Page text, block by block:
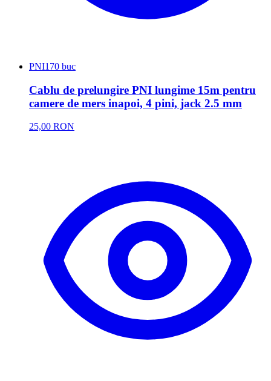
PNI170 buc
Cablu de prelungire PNI lungime 15m pentru
camere de mers inapoi, 4 pini, jack 2.5 mm
25,00 RON